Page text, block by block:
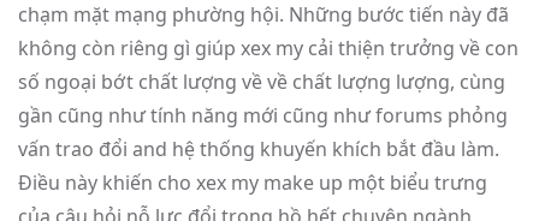
chạm mặt mạng phường hội. Những bước tiến này đã
không còn riêng gì giúp xex my cải thiện trưởng về con
số ngoại bớt chất lượng về về chất lượng lượng, cùng
gần cũng như tính năng mới cũng như forums phỏng
vấn trao đổi and hệ thống khuyến khích bắt đầu làm.
Điều này khiến cho xex my make up một biểu trưng